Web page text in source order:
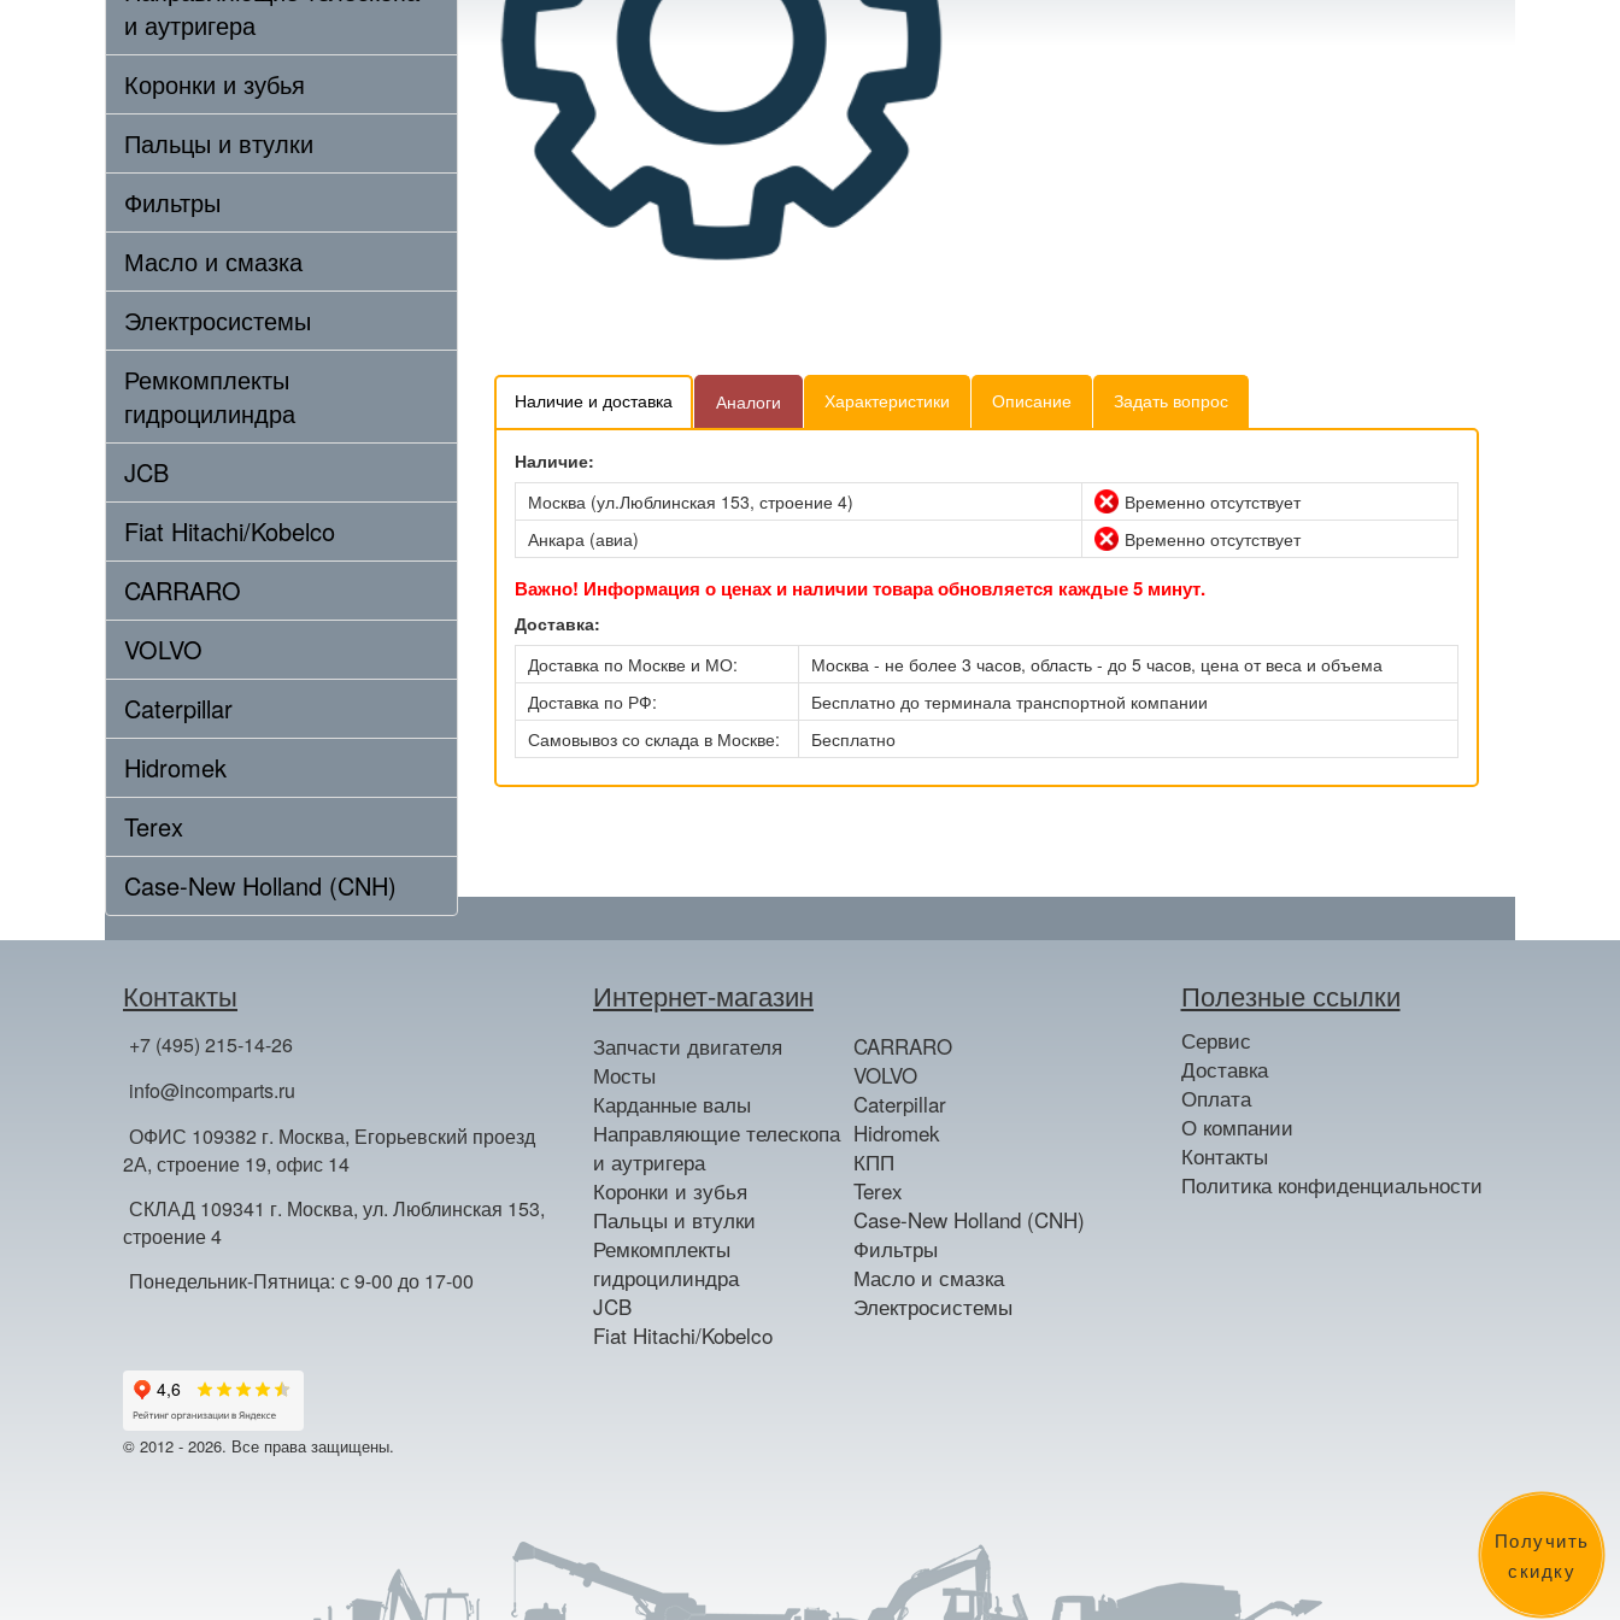
Получить
скидку
и аутригера
Коронки и зубья
Пальцы и втулки
Фильтры
Масло и смазка
Электросистемы
Ремкомплекты
гидроцилиндра
JCB
Fiat Hitachi/Kobelco
CARRARO
VOLVO
Caterpillar
Hidromek
Terex
Case-New Holland (CNH)
Наличие и доставка Аналоги Характеристики Описание Задать вопрос
Наличие:
Москва (ул.Люблинская 153, строение 4)
Временно отсутствует
Анкара (авиа)
Временно отсутствует
Важно! Информация о ценах и наличии товара обновляется каждые 5 минут.
Доставка:
Доставка по Москве и МО:
Москва - не более 3 часов, область - до 5 часов, цена от веса и объема
Доставка по РФ:
Бесплатно до терминала транспортной компании
Самовывоз со склада в Москве:
Бесплатно
Контакты
+7 (495) 215-14-26
info@incomparts.ru
ОФИС 109382 г. Москва, Егорьевский проезд
2А, строение 19, офис 14
СКЛАД 109341 г. Москва, ул. Люблинская 153,
строение 4
Понедельник-Пятница: с 9-00 до 17-00
Интернет-магазин
Запчасти двигателя
Мосты
Карданные валы
Направляющие телескопа
и аутригера
Коронки и зубья
Пальцы и втулки
Ремкомплекты
гидроцилиндра
JCB
Fiat Hitachi/Kobelco
CARRARO
VOLVO
Caterpillar
Hidromek
КПП
Terex
Case-New Holland (CNH)
Фильтры
Масло и смазка
Электросистемы
Полезные ссылки
Сервис
Доставка
Оплата
О компании
Контакты
Политика конфиденциальности
© 2012 - 2026. Все права защищены.